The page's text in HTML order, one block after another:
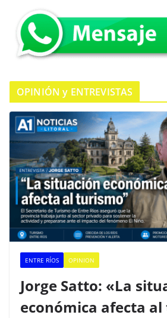
o
k
OPINIÓN y ENTREVISTAS
ENTRE RÍOS OPINION
Jorge Satto: «La
económica afecta